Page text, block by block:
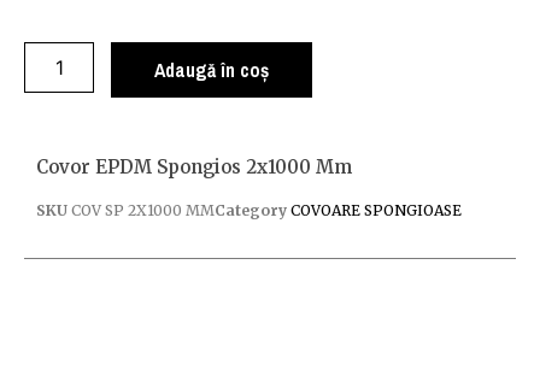
Adaugă în coș
Covor EPDM Spongios 2x1000 Mm
SKU COV SP 2X1000 MMCategory COVOARE SPONGIOASE